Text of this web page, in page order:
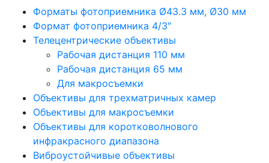
Форматы фотоприемника Ø43.3 мм, Ø30 мм
Формат фотоприемника 4/3″
Телецентрические объективы
Рабочая дистанция 110 мм
Рабочая дистанция 65 мм
Для макросъемки
Объективы для трехматричных камер
Объективы для макросъемки
Объективы для коротковолнового
инфракрасного диапазона
Виброустойчивые объективы